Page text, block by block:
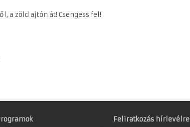
a zöld ajtón át! Csengess fel!
Feliratkozás hírlevélre